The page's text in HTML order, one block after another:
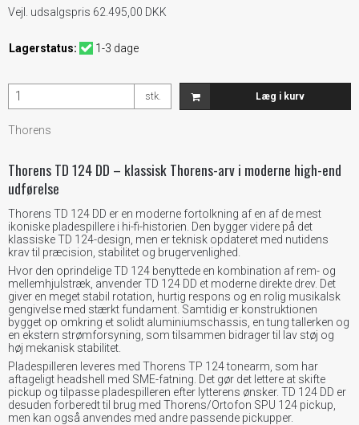
Vejl. udsalgspris 62.495,00 DKK
Lagerstatus: 1-3 dage
stk. Læg i kurv
Thorens
Thorens TD 124 DD – klassisk Thorens-arv i moderne high-end
udførelse
Thorens TD 124 DD er en moderne fortolkning af en af de mest
ikoniske pladespillere i hi-fi-historien. Den bygger videre på det
klassiske TD 124-design, men er teknisk opdateret med nutidens
krav til præcision, stabilitet og brugervenlighed.
Hvor den oprindelige TD 124 benyttede en kombination af rem- og
mellemhjulstræk, anvender TD 124 DD et moderne direkte drev. Det
giver en meget stabil rotation, hurtig respons og en rolig musikalsk
gengivelse med stærkt fundament. Samtidig er konstruktionen
bygget op omkring et solidt aluminiumschassis, en tung tallerken og
en ekstern strømforsyning, som tilsammen bidrager til lav støj og
høj mekanisk stabilitet.
Pladespilleren leveres med Thorens TP 124 tonearm, som har
aftageligt headshell med SME-fatning. Det gør det lettere at skifte
pickup og tilpasse pladespilleren efter lytterens ønsker. TD 124 DD er
desuden forberedt til brug med Thorens/Ortofon SPU 124 pickup,
men kan også anvendes med andre passende pickupper.